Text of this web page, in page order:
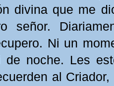
divina que me
señor.
Ni un
noche. Les
al